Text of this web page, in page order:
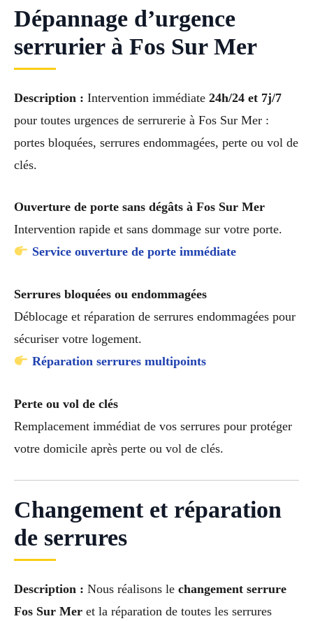
Dépannage d’urgence
serrurier à Fos Sur Mer
Description : Intervention immédiate 24h/24 et 7j/7
pour toutes urgences de serrurerie à Fos Sur Mer :
portes bloquées, serrures endommagées, perte ou vol de
clés.
Ouverture de porte sans dégâts à Fos Sur Mer
Intervention rapide et sans dommage sur votre porte.
Service ouverture de porte immédiate
Serrures bloquées ou endommagées
Déblocage et réparation de serrures endommagées pour
sécuriser votre logement.
Réparation serrures multipoints
Perte ou vol de clés
Remplacement immédiat de vos serrures pour protéger
votre domicile après perte ou vol de clés.
Changement et réparation
de serrures
Description : Nous réalisons le changement serrure
Fos Sur Mer et la réparation de toutes les serrures